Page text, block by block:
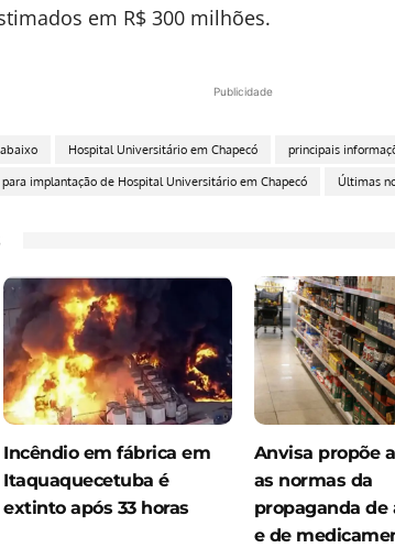
em R$ 300 milhões.
Publicidade
Hospital Universitário em Chapecó principais
implantação de Hospital Universitário em Chapecó Últimas
Incêndio em fábrica em
Itaquaquecetuba é
extinto após 33 horas
Anvisa propõe
as normas da
propaganda de
e de